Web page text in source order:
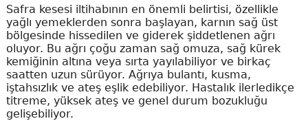
Safra kesesi iltihabının en önemli belirtisi, özellikle
yağlı yemeklerden sonra başlayan, karnın sağ üst
bölgesinde hissedilen ve giderek şiddetlenen ağrı
oluyor. Bu ağrı çoğu zaman sağ omuza, sağ kürek
kemiğinin altına veya sırta yayılabiliyor ve birkaç
saatten uzun sürüyor. Ağrıya bulantı, kusma,
iştahsızlık ve ateş eşlik edebiliyor. Hastalık ilerledikçe
titreme, yüksek ateş ve genel durum bozukluğu
gelişebiliyor.